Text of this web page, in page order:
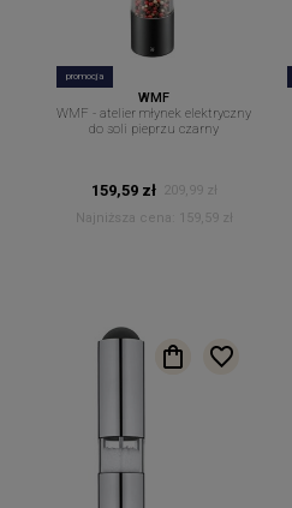
promocja
WMF
WMF - atelier młynek elektryczny
do soli pieprzu czarny
159,59 zł 209,99 zł
Najniższa cena:
159,59 zł